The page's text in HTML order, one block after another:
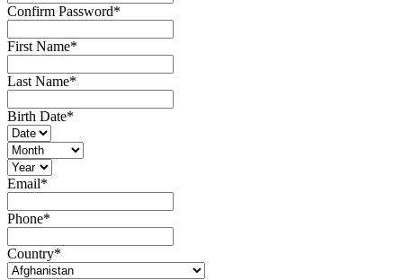
Confirm Password*
First Name*
Last Name*
Birth Date*
Email*
Phone*
Country*